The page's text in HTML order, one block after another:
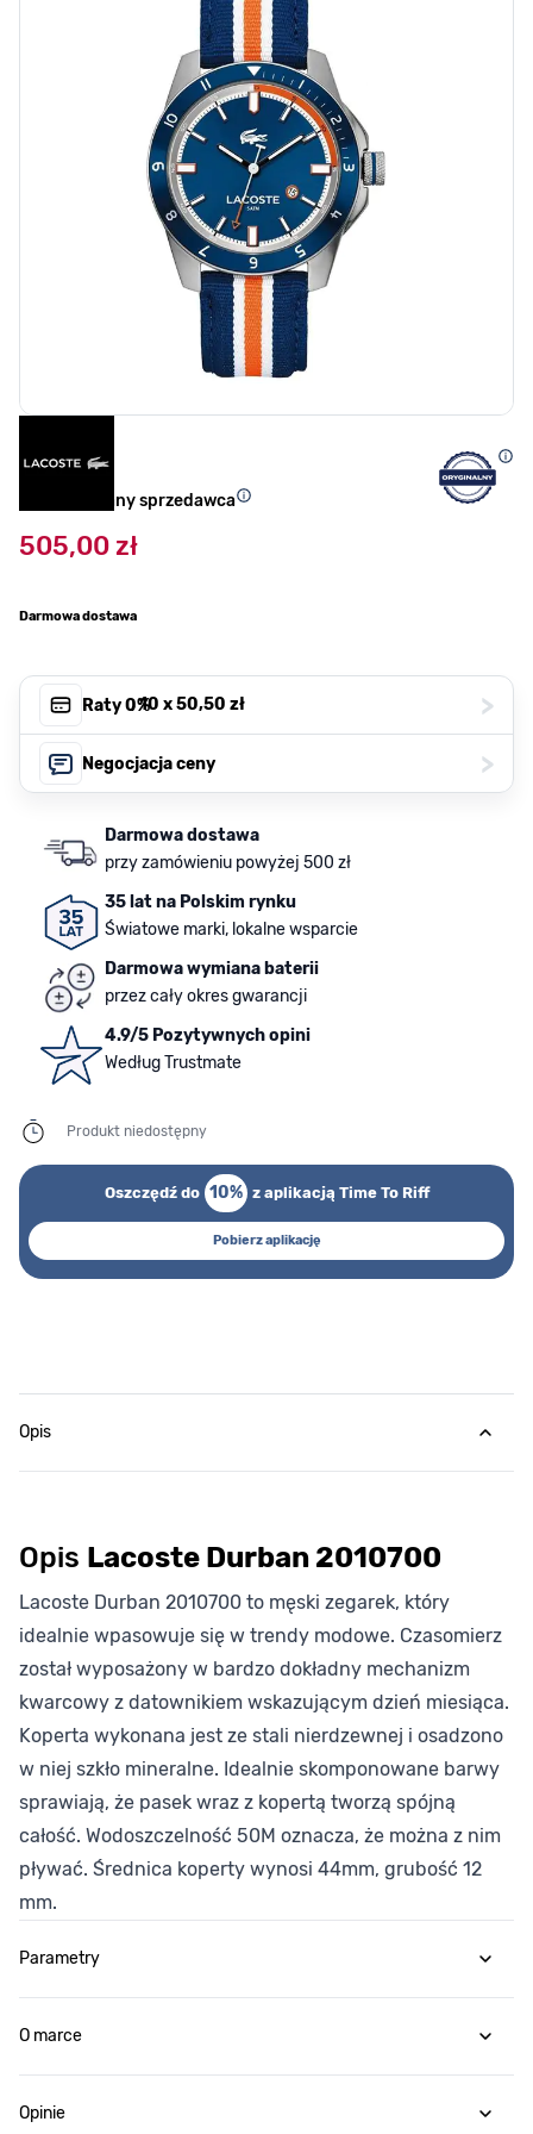
Autoryzowany sprzedawca
505,00 zł
Darmowa dostawa
Raty 0%, 10 x50,50 zł >
Negocjacja ceny >
Darmowa dostawa
przy zamówieniu powyżej 500 zł
35 lat na Polskim rynku
Światowe marki, lokalne wsparcie
Darmowa wymiana baterii
przez cały okres gwarancji
4.9/5 Pozytywnych opini
Według Trustmate
Produkt niedostępny
Oszczędź do 10% z aplikacją Time To Riff
Pobierz aplikację
Opis
Opis Lacoste Durban 2010700
Lacoste Durban 2010700 to męski zegarek, który
idealnie wpasowuje się w trendy modowe. Czasomierz
został wyposażony w bardzo dokładny mechanizm
kwarcowy z datownikiem wskazującym dzień miesiąca.
Koperta wykonana jest ze stali nierdzewnej i osadzono
w niej szkło mineralne. Idealnie skomponowane barwy
sprawiają, że pasek wraz z kopertą tworzą spójną
całość. Wodoszczelność 50M oznacza, że można z nim
pływać. Średnica koperty wynosi 44mm, grubość 12
mm.
Parametry
O marce
Opinie